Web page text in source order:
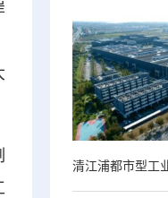
清江浦都市型工